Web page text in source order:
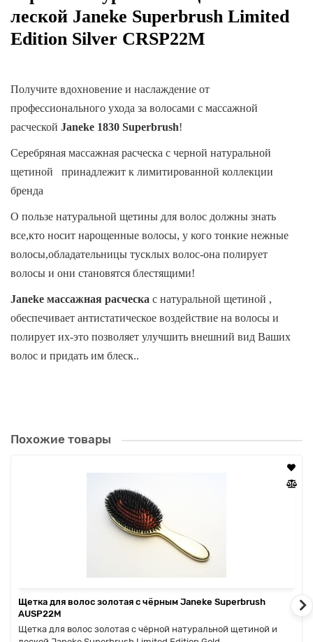
леской Janeke Superbrush Limited
Edition Silver CRSP22M
Получите вдохновение и наслаждение от
профессионального ухода за волосами с массажной
расческой Janeke 1830 Superbrush!
Серебряная массажная расческа с черной натуральной
щетиной принадлежит к лимитированной коллекции
бренда
О пользе натуральной щетины для волос должны знать
все,кто носит нарощенные волосы, у кого тонкие нежные
волосы,обладательницы тусклых волос-она полирует
волосы и они становятся блестящими!
Janeke массажная расческа с натуральной щетиной ,
обеспечивает антистатическое воздействие на волосы и
полирует их-это позволяет улучшить внешний вид Ваших
волос и придать им блеск..
горизонты для Ваших творческих укладок. У расчески
пчелиный улей, благодаря которым горячий воздух фена
распределяется настолько равномерно, что сушка волос
происходит за несколько мгновений без всякого вреда для
современные инновационные технологии и материалы
делают продукцию бренда уникальной.
Похожие товары
Щетка для волос золотая с чёрным Janeke Superbrush
AUSP22M
Щетка для волос золотая с чёрной натуральной щетиной и